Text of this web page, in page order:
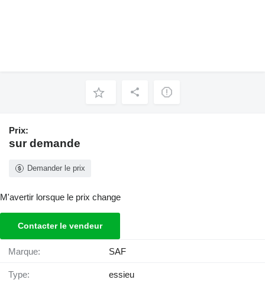
Prix:
sur demande
Demander le prix
M'avertir lorsque le prix change
Contacter le vendeur
Marque: SAF
Type: essieu